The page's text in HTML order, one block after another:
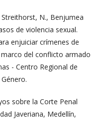
N., Benjumea
de violencia sexual.
enjuiciar crímenes de
del conflicto armado
- Centro Regional de
sobre la Corte Penal
Javeriana, Medellín,